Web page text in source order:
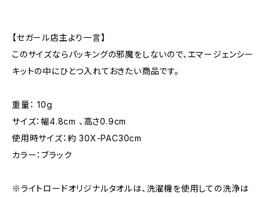
【セガール店主より一言】
このサイズならパッキングの邪魔をしないので、エマージェンシー
キットの中にひとつ入れておきたい商品です。
重量： 10g
サイズ：幅4.8cm 、高さ0.9cm
使用時サイズ：約 30X-PAC30cm
カラー：ブラック
※ライトロードオリジナルタオルは、洗濯機を使用しての洗浄は